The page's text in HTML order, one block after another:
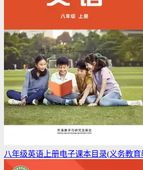
八年级英语上册电子课本目录(义务教育